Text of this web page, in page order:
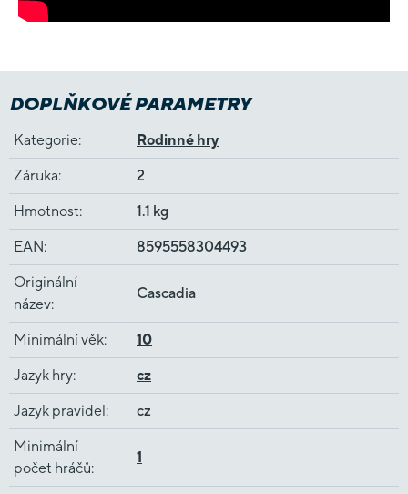
DOPLŇKOVÉ PARAMETRY
Kategorie: Rodinné hry
Záruka: 2
Hmotnost: 1.1 kg
EAN: 8595558304493
Originální
název:
Cascadia
Minimální věk: 10
Jazyk hry: cz
Jazyk pravidel : cz
Minimální
počet hráčů:
1